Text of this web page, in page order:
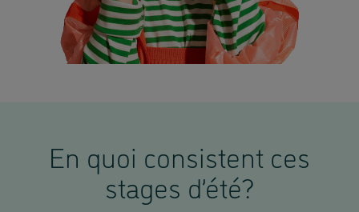
En quoi consistent ces
stages d’été?